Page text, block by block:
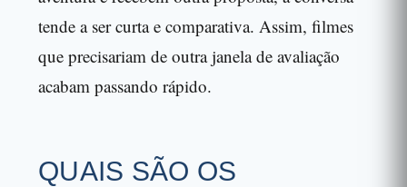
tende a ser curta e comparativa. Assim, filmes
que precisariam de outra janela de avaliação
acabam passando rápido.
QUAIS SÃO OS